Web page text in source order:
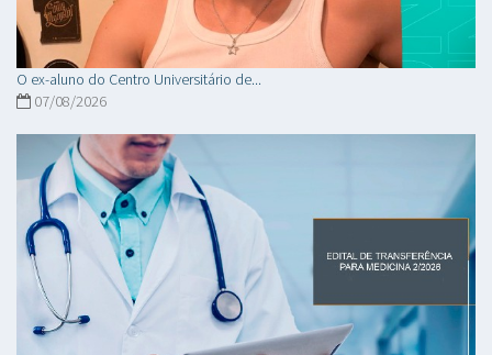
O ex-aluno do Centro Universitário de...
07/08/2026